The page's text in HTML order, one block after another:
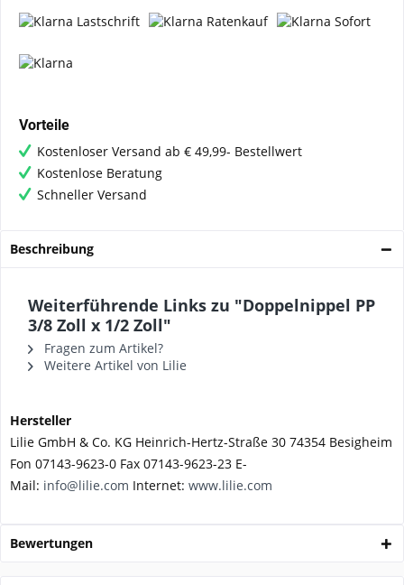
Vorteile
Kostenloser Versand ab € 49,99- Bestellwert
Kostenlose Beratung
Schneller Versand
Beschreibung
Weiterführende Links zu "Doppelnippel PP
3/8 Zoll x 1/2 Zoll"
Fragen zum Artikel?
Weitere Artikel von Lilie
Hersteller
Lilie GmbH & Co. KG Heinrich-Hertz-Straße 30 74354 Besigheim
Fon 07143-9623-0 Fax 07143-9623-23 E-
Mail: info@lilie.com Internet: www.lilie.com
Bewertungen